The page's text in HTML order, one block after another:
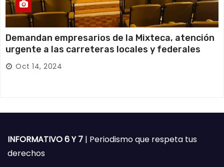
Demandan empresarios de la Mixteca, atención
urgente a las carreteras locales y federales
Oct 14, 2024
INFORMATIVO 6 Y 7 | Periodismo que respeta tus
derechos